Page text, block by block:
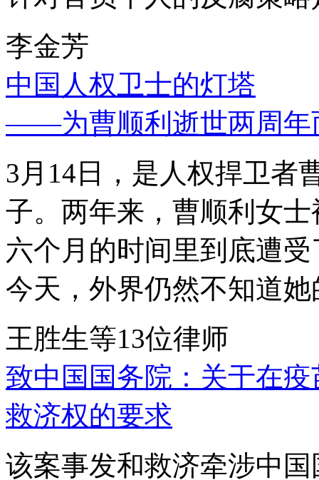
李金芳
中国人权卫士的灯塔
——为曹顺利逝世两周年
3月14日，是人权捍卫者
子。两年来，曹顺利女
六个月的时间里到底遭
今天，外界仍然不知道
王胜生等13位律师
致中国国务院：关于在
救济权的要求
该案事发和救济牵涉中